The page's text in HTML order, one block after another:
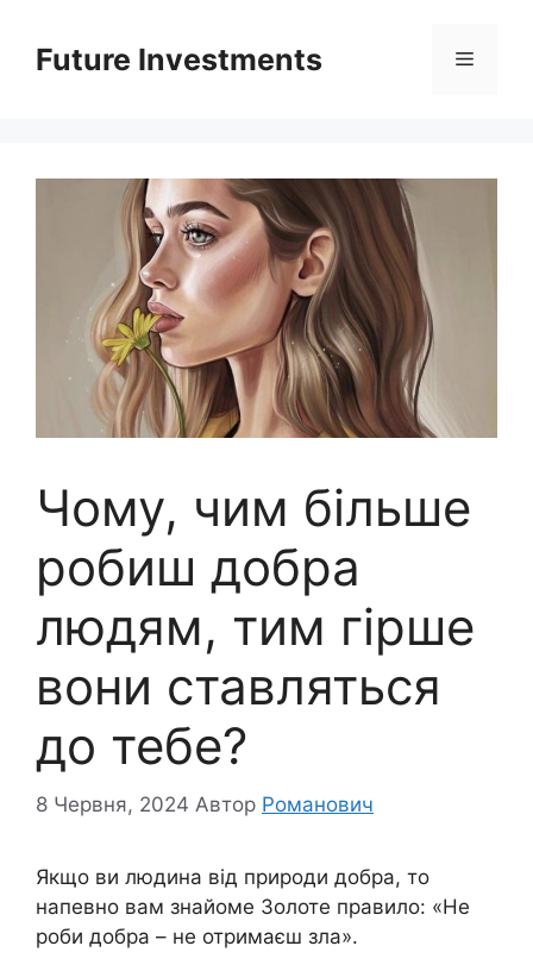
вмістуFuture Investments Меню
Чому, чим більше
робиш добра
людям, тим гірше
вони ставляться
до тебе?
8 Червня, 2024 Автор Романович
Якщо ви людина від природи добра, то
напевно вам знайоме Золоте правило: «Не
роби добра – не отримаєш зла».